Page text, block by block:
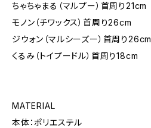
ちゃちゃまる（マルプー）首周り21cm
モノン（チワックス）首周り26cm
ジウォン（マルシーズー）首周り26cm
くるみ（トイプードル）首周り18cm
MATERIAL
本体：ポリエステル